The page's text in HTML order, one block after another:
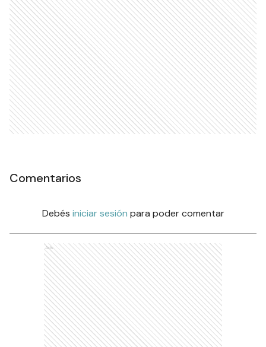
Comentarios
Debés iniciar sesión para poder comentar
Ads